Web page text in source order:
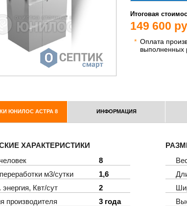
Итоговая
149 600
* Оплата
выполненных
ЮНИЛОС АСТРА 8 ИНФОРМАЦИЯ
ХАРАКТЕРИСТИКИ
8
м3/сутки
1,6
Квт/сут
2
производителя
3 года